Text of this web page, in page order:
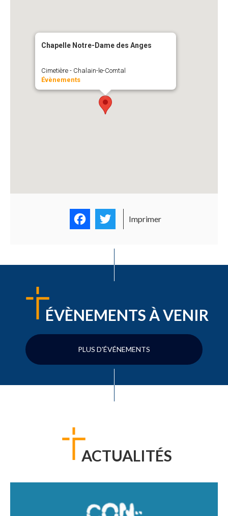
Chapelle Notre-Dame des Anges
Cimetière - Chalain-le-Comtal
Évènements
FacebookTwitter
Imprimer
ÉVÈNEMENTS À VENIR
PLUS D'ÉVÉNEMENTS
ACTUALITÉS